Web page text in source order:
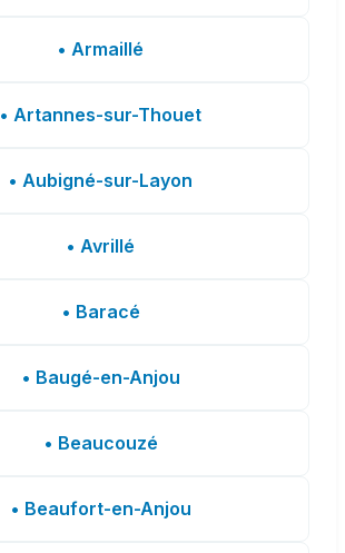
• Armaillé
• Artannes-sur-Thouet
• Aubigné-sur-Layon
• Avrillé
• Baracé
• Baugé-en-Anjou
• Beaucouzé
• Beaufort-en-Anjou